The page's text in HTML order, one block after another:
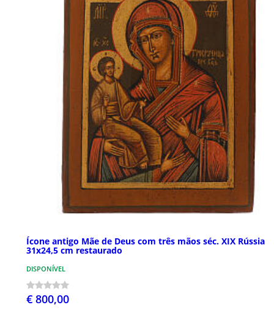
Ícone antigo Mãe de Deus com três mãos séc. XIX Rússia
31x24,5 cm restaurado
DISPONÍVEL
€ 800,00